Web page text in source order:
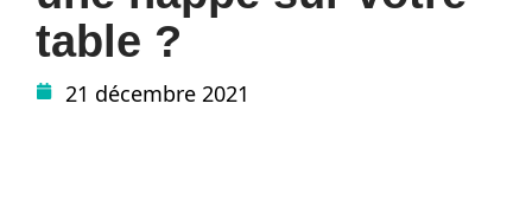
table ?
21 décembre 2021